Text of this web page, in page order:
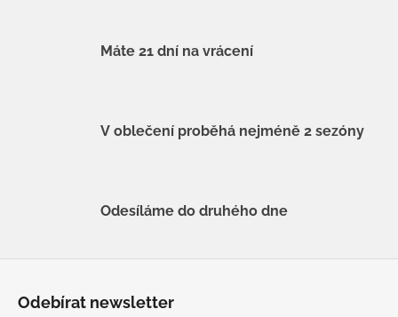
Máte 21 dní na vrácení
V oblečení proběhá nejméně 2 sezóny
Odesíláme do druhého dne
Odebírat newsletter